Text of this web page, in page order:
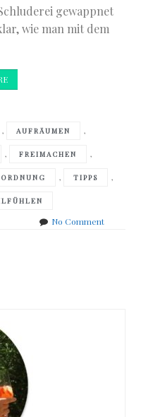
gewappnet
wie man mit dem
, AUFRÄUMEN ,
, FREIMACHEN ,
ORDNUNG , TIPPS ,
No Commenton